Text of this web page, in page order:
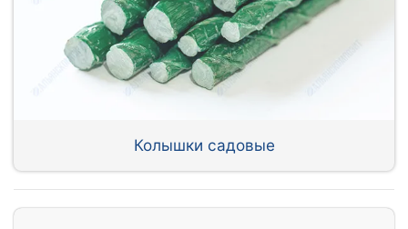
Колышки садовые